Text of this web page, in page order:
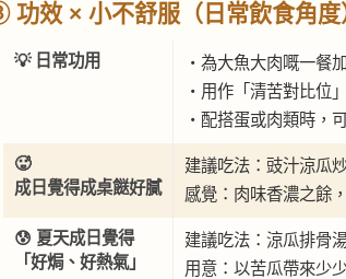
功效 × 小不舒服（日常飲食角度
💡 日常功用
・為大魚大肉嘅一餐
・用作「清苦對比位
・配搭蛋或肉類時，
🥵
成日覺得成桌餸好膩
建議吃法：豉汁涼瓜
感覺：肉味香濃之餘
😰 夏天成日覺得
「好焗、好熱氣」
建議吃法：涼瓜排骨
用意：以苦瓜帶來少